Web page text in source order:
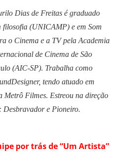
Dias de Freitas é graduado
filosofia (UNICAMP) e em Som
o Cinema e a TV pela Academia
de Cinema de São
(AIC-SP). Trabalha como
tendo atuado em
Metrô Filmes. Estreou na direção
Desbravador e Pioneiro.
por trás de “Um Artista”